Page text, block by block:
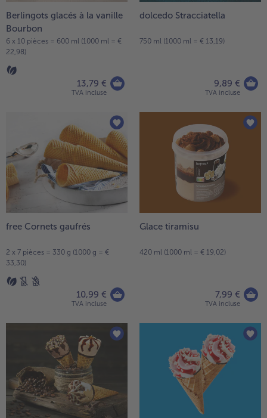
Berlingots glacés à la vanille
Bourbon
6 x 10 pièces = 600 ml (1000 ml = €
22,98)
13,79 €
TVA incluse
dolcedo Stracciatella
750 ml (1000 ml = € 13,19)
9,89 €
TVA incluse
free Cornets gaufrés
2 x 7 pièces = 330 g (1000 g = €
33,30)
10,99 €
TVA incluse
Glace tiramisu
420 ml (1000 ml = € 19,02)
7,99 €
TVA incluse